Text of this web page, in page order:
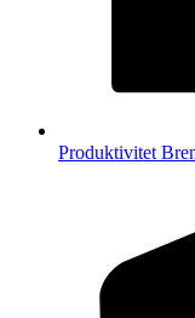
Produktivitet